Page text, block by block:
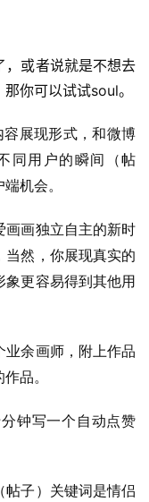
，或者说就是不想去
你可以试试soul​。
容展现形式，和微博
同用户的瞬间（帖
机会​。
画画独立自主的新时
当然，你展现真实的
更容易得到其他用
业余画师，附上作品
品​。
钟写一个自动点赞
帖子）关键词是情侣